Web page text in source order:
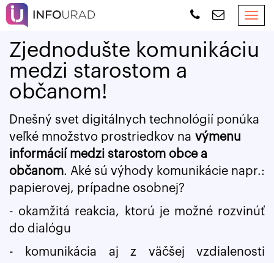
Zjednodušte komunikáciu
medzi starostom a
občanom!
Dnešný svet digitálnych technológií ponúka
veľké množstvo prostriedkov na výmenu
informácií medzi starostom obce a
občanom. Aké sú výhody komunikácie napr.:
papierovej, prípadne osobnej?
- okamžitá reakcia, ktorú je možné rozvinúť
do dialógu
- komunikácia aj z väčšej vzdialenosti